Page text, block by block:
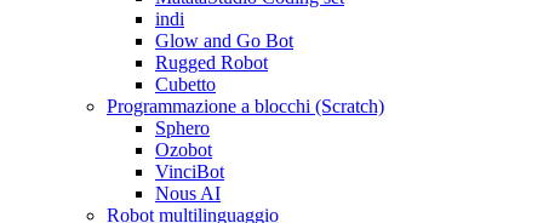
indi
Glow and Go Bot
Rugged Robot
Cubetto
Programmazione a blocchi (Scratch)
Sphero
Ozobot
VinciBot
Nous AI
Robot multilinguaggio